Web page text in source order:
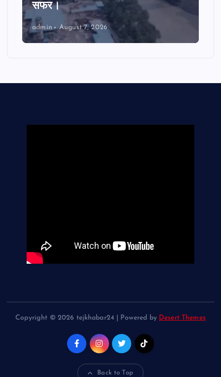
सफर।
admin August 7, 2026
Copyright © 2026 tejkhabar24 | Powered by Desert Themes
Back to Top